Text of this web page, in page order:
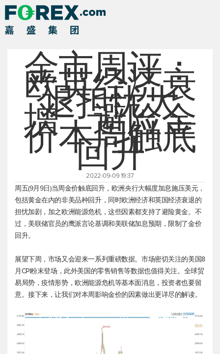
金市周评：
欧英经济衰
退担忧大
增，避险金
价本周触底
回升
2022-09-09 19:37
周五(9月9日)当周金价触底回升，欧洲央行大幅度加息施压美元，
包括黄金在内的非美品种回升，同时欧洲经济和英国经济衰退的
担忧加剧，加之欧洲能源危机，这些因素都支持了避险黄金。不
过，美联储官员的鹰派言论基调和美联储加息预期，限制了金价
回升。
展望下周，市场又会迎来一系列重磅数据。市场密切关注的美国8
月CPI粉末登场，此外美国的零售销售等数据也值得关注。全球贸
易局势，疫情形势，欧洲能源危机等基本面消息，投资者也要留
意。接下来，让我们对本周影响金价的因素做出更详尽的解读。